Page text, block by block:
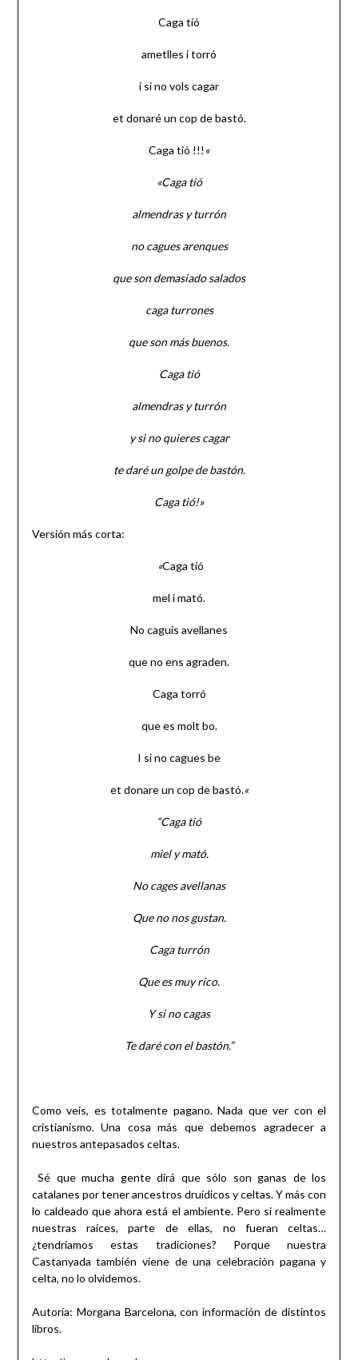
Caga tió
ametlles i torró
i si no vols cagar
et donaré un cop de bastó.
Caga tió !!! «
«Caga tió
almendras y turrón
no cagues arenques
que son demasiado salados
caga turrones
que son más buenos.
Caga tió
almendras y turrón
y si no quieres cagar
te daré un golpe de bastón.
Caga tió!»
Versión más corta:
«Caga tió
mel i mató.
No caguis avellanes
que no ens agraden.
Caga torró
que es molt bo.
I si no cagues be
et donare un cop de bastó.«
“Caga tió
miel y mató.
No cages avellanas
Que no nos gustan.
Caga turrón
Que es muy rico.
Y si no cagas
Te daré con el bastón.”
Como veis, es totalmente pagano. Nada que ver con el
cristianismo. Una cosa más que debemos agradecer a
nuestros antepasados celtas.
Sé que mucha gente dirá que sólo son ganas de los
catalanes por tener ancestros druídicos y celtas. Y más con
lo caldeado que ahora está el ambiente. Pero si realmente
nuestras raíces, parte de ellas, no fueran celtas…
¿tendríamos estas tradiciones? Porque nuestra
Castanyada también viene de una celebración pagana y
celta, no lo olvidemos.
Autoría: Morgana Barcelona, con información de distintos
libros.